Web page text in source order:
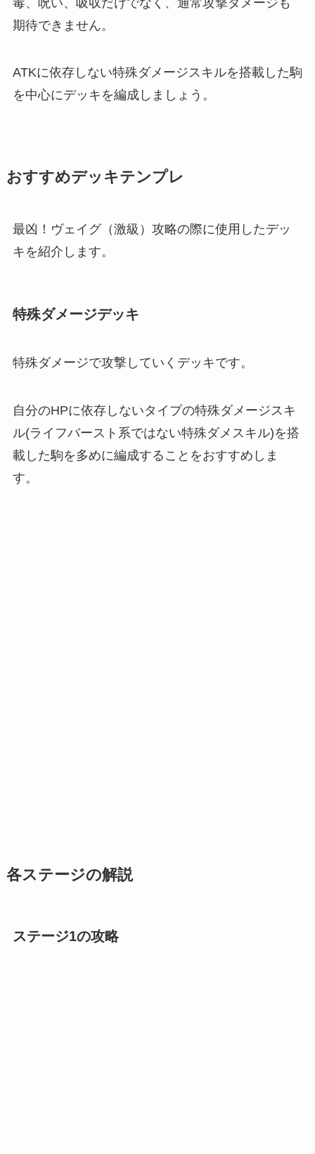
期待できません。
ATKに依存しない特殊ダメージスキルを搭載した駒
を中心にデッキを編成しましょう。
おすすめデッキテンプレ
最凶！ヴェイグ（激級）攻略の際に使用したデッ
キを紹介します。
特殊ダメージデッキ
特殊ダメージで攻撃していくデッキです。
自分のHPに依存しないタイプの特殊ダメージスキ
ル(ライフバースト系ではない特殊ダメスキル)を搭
載した駒を多めに編成することをおすすめしま
す。
各ステージの解説
ステージ1の攻略